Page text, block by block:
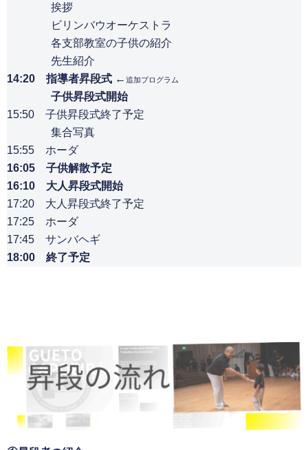
挨拶
ビリンバウオーケストラ
各支部教室の子供の紹介
先生紹介
14:20 指導者昇段式 ← 追加プログラム
子供昇段式開始
15:50 子供昇段式終了予定
集合写真
15:55 ホーダ
16:05 子供解散予定
16:10 大人昇段式開始
17:20 大人昇段式終了予定
17:25 ホーダ
17:45 サンバヘギ
18:00 終了予定